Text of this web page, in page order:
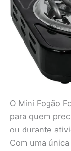
O Mini Fogão
para quem
ou durante
Com uma